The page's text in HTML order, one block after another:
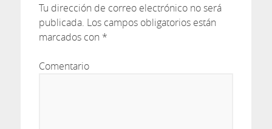
Tu dirección de correo electrónico no será
publicada. Los campos obligatorios están
marcados con *
Comentario